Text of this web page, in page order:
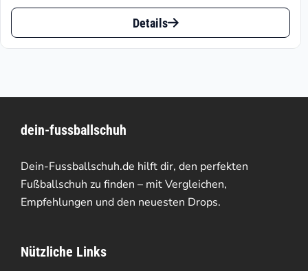
Dieses
Produkt
auf.
Die
Optionen
können
der
Details
dein-fussballschuh
Dein-Fussballschuh.de hilft dir, den perfekten
Fußballschuh zu finden – mit Vergleichen,
Empfehlungen und den neuesten Drops.
Nützliche Links